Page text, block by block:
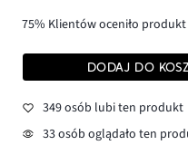
75% Klientów oceniło
DODAJ DO
349 osób lubi ten produkt
33 osób oglądało ten